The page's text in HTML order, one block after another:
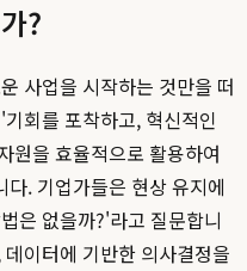
?
사업을 시작하는 것만을 떠
회를 포착하고, 혁신적인
원을 효율적으로 활용하여
. 기업가들은 현상 유지에
은 없을까?'라고 질문합니
이터에 기반한 의사결정을